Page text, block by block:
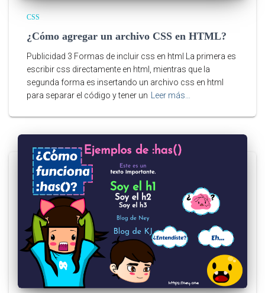
CSS
¿Cómo agregar un archivo CSS en HTML?
Publicidad 3 Formas de incluir css en html La primera es
escribir css directamente en html, mientras que la
segunda forma es insertando un archivo css en html
para separar el código y tener un
Leer más…